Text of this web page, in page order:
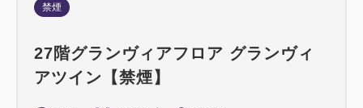
禁煙
27階グランヴィアフロア グランヴィ
アツイン【禁煙】